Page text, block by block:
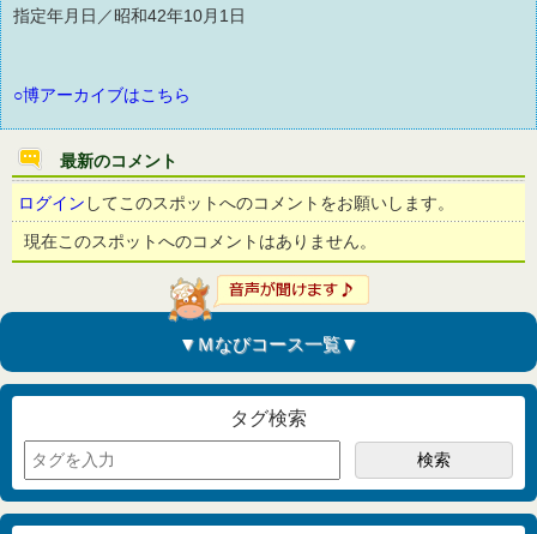
指定年月日／昭和42年10月1日
○博アーカイブはこちら
最新のコメント
ログイン してこのスポットへのコメントをお願いします。
現在このスポットへのコメントはありません。
▼Ｍなびコース一覧▼
タグ検索